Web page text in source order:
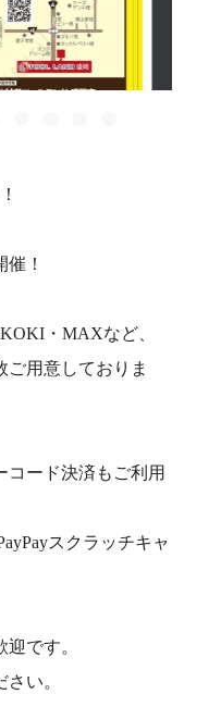
！
・MAXなど、
用意しておりま
コード決済もご利用
スクラッチキャ
です。
い。